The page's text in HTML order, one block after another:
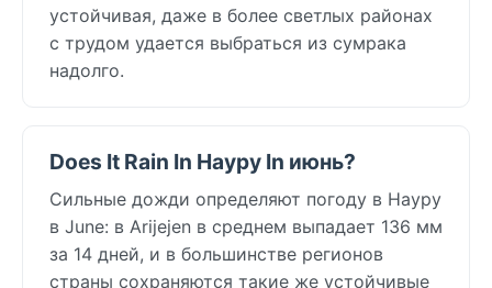
устойчивая, даже в более светлых районах
с трудом удается выбраться из сумрака
надолго.
Does It Rain In Науру In июнь?
Сильные дожди определяют погоду в Науру
в June: в Arijejen в среднем выпадает 136 мм
за 14 дней, и в большинстве регионов
страны сохраняются такие же устойчивые